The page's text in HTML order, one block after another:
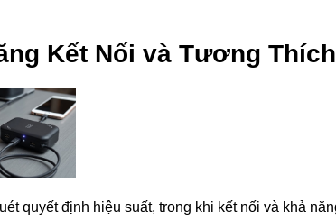
Kết Nối và Tương Thích
quyết định hiệu suất, trong khi kết nối và khả